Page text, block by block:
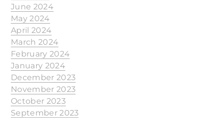
June 2024
May 2024
April 2024
March 2024
February 2024
January 2024
December 2023
November 2023
October 2023
September 2023